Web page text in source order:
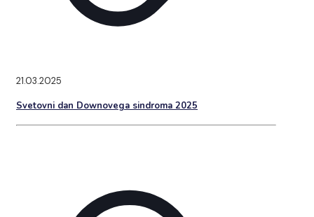
21.03.2025
Svetovni dan Downovega sindroma 2025